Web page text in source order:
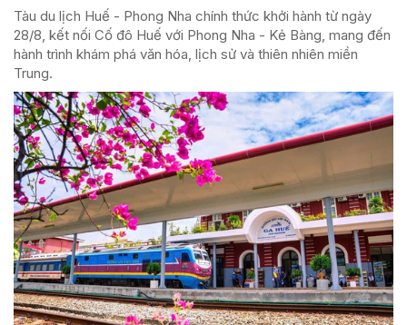
Tàu du lịch Huế - Phong Nha chính thức khởi hành từ ngày
28/8, kết nối Cố đô Huế với Phong Nha - Kẻ Bàng, mang đến
hành trình khám phá văn hóa, lịch sử và thiên nhiên miền
Trung.